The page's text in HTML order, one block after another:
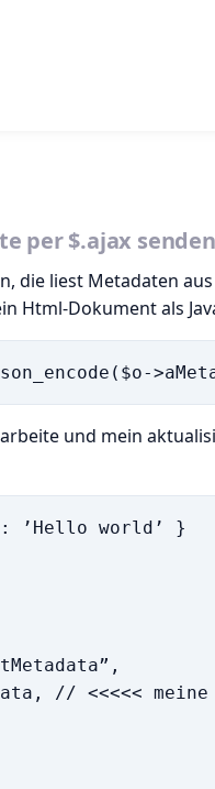
per $.ajax senden
die liest Metadaten aus
Html-Dokument als
und mein
’Hello world’ }
meine